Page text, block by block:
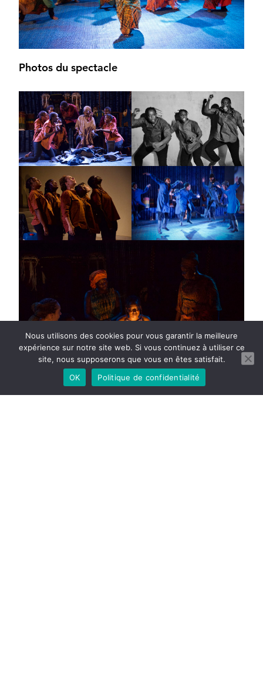
Photos du spectacle
Nous utilisons des cookies pour vous garantir la meilleure
expérience sur notre site web. Si vous continuez à utiliser ce
site, nous supposerons que vous en êtes satisfait.
OK
Politique de confidentialité